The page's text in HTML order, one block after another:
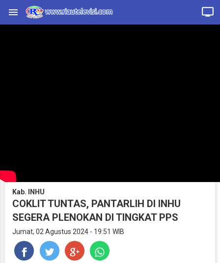
Kab. INHU
COKLIT TUNTAS, PANTARLIH DI INHU
SEGERA PLENOKAN DI TINGKAT PPS
Jumat, 02 Agustus 2024 - 19:51 WIB